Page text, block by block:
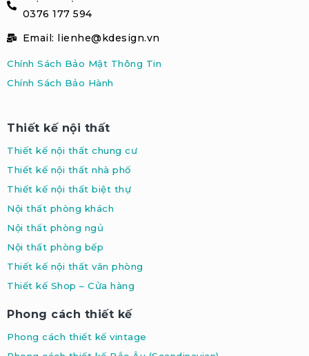
0376 177 594
Email: lienhe@kdesign.vn
Chính Sách Bảo Mật Thông Tin
Chính Sách Bảo Hành
Thiết kế nội thất
Thiết kế nội thất chung cư
Thiết kế nội thất nhà phố
Thiết kế nội thất biệt thự
Nội thất phòng khách
Nội thất phòng ngủ
Nội thất phòng bếp
Thiết kế nội thất văn phòng
Thiết kế Shop – Cửa hàng
Phong cách thiết kế
Phong cách thiết kế vintage